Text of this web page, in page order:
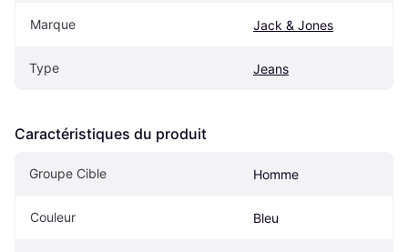
Marque Jack & Jones
Type Jeans
Caractéristiques du produit
Groupe Cible Homme
Couleur Bleu